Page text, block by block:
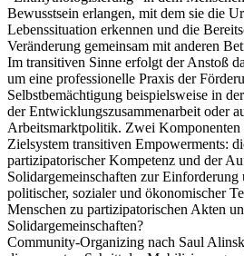
Bewusstsein erlangen, mit dem sie die
Lebenssituation erkennen und die
Veränderung gemeinsam mit anderen
Im transitiven Sinne erfolgt der Anstoß
um eine professionelle Praxis der
Selbstbemächtigung beispielsweise in
der Entwicklungszusammenarbeit oder
Arbeitsmarktpolitik. Zwei Komponenten
Zielsystem transitiven Empowerments:
partizipatorischer Kompetenz und der
Solidargemeinschaften zur Einforderung
politischer, sozialer und ökonomischer
Menschen zu partizipatorischen Akten
Solidargemeinschaften?
Community-Organizing nach Saul